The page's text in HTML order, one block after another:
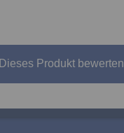
Dieses Produkt bewerten